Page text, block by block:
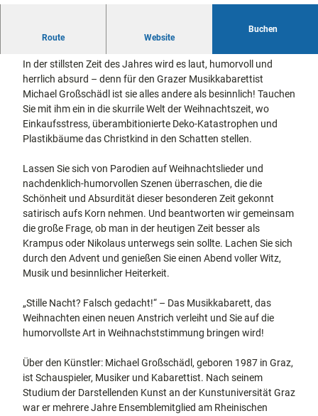
Musee
Galeri
en und
Sonde
rausst
ellung
en
Art
Theat
er und
Bühne
nkunst
fahren in
Wandern
im
Grünen
mit
Kindern
Gastronomie
und
Shopping
Unterkünfte
Ausflugsziele
in der Region
Häufig
gestellte
Fragen
Route Website
Buchen
Stille Nacht? Falsch gedacht!
In der stillsten Zeit des Jahres wird es laut, humorvoll und
herrlich absurd – denn für den Grazer Musikkabarettist
Michael Großschädl ist sie alles andere als besinnlich! Tauchen
Sie mit ihm ein in die skurrile Welt der Weihnachtszeit, wo
Einkaufsstress, überambitionierte Deko-Katastrophen und
Plastikbäume das Christkind in den Schatten stellen.
Lassen Sie sich von Parodien auf Weihnachtslieder und
nachdenklich-humorvollen Szenen überraschen, die die
Schönheit und Absurdität dieser besonderen Zeit gekonnt
satirisch aufs Korn nehmen. Und beantworten wir gemeinsam
die große Frage, ob man in der heutigen Zeit besser als
Krampus oder Nikolaus unterwegs sein sollte. Lachen Sie sich
durch den Advent und genießen Sie einen Abend voller Witz,
Musik und besinnlicher Heiterkeit.
„Stille Nacht? Falsch gedacht!“ – Das Musikkabarett, das
Weihnachten einen neuen Anstrich verleiht und Sie auf die
humorvollste Art in Weihnachststimmung bringen wird!
Über den Künstler: Michael Großschädl, geboren 1987 in Graz,
ist Schauspieler, Musiker und Kabarettist. Nach seinem
Studium der Darstellenden Kunst an der Kunstuniversität Graz
war er mehrere Jahre Ensemblemitglied am Rheinischen